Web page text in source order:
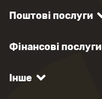
Поштові послуги
Фінансові послуги
Інше